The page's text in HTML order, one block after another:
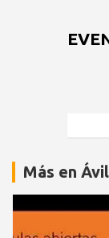
Más en